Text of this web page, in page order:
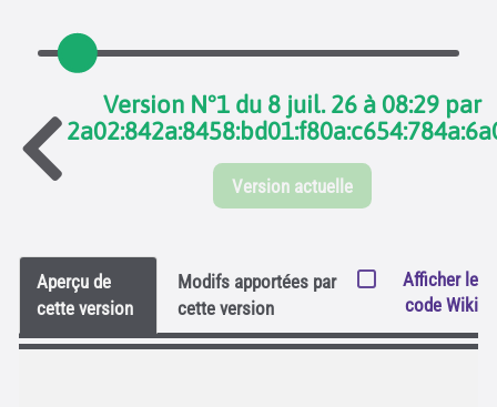
Version N°1 du 8 juil. 26 à 08:29 par
Version actuelle
Aperçu de
cette version
Modifs apportées par
cette version
Afficher le
code Wiki